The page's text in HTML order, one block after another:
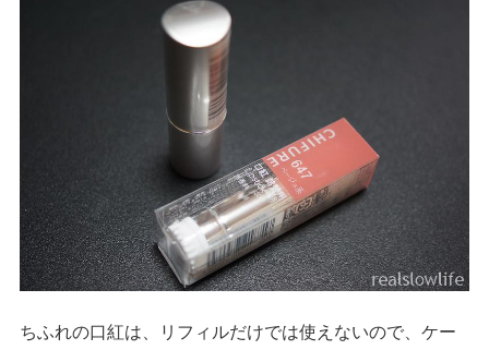
ちふれの口紅は、リフィルだけでは使えないので、ケー